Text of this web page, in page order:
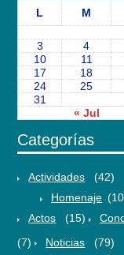
L
M
« Jul
3
4
10
11
17
18
24
25
31
Categorías
Actividades
(42)
Homenaje
Actos
(15)
(7)
Noticias
(79)